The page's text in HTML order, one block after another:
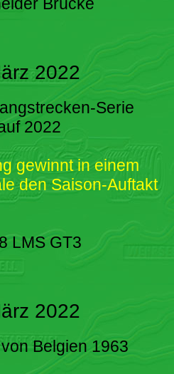
2022
Serie
2022
gewinnt in einem
den Saison-Auftakt
LMS GT3
2022
Belgien 1963